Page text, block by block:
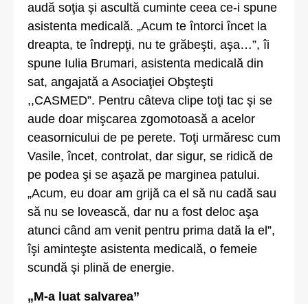
audă soţia şi ascultă cuminte ceea ce-i spune
asistenta medicală. „Acum te întorci încet la
dreapta, te îndrepţi, nu te grăbeşti, aşa…”, îi
spune Iulia Brumari, asistenta medicală din
sat, angajată a Asociaţiei Obşteşti
,,CASMED”. Pentru câteva clipe toţi tac şi se
aude doar mişcarea zgomotoasă a acelor
ceasornicului de pe perete. Toţi urmăresc cum
Vasile, încet, controlat, dar sigur, se ridică de
pe podea şi se aşază pe marginea patului.
„Acum, eu doar am grijă ca el să nu cadă sau
să nu se lovească, dar nu a fost deloc aşa
atunci când am venit pentru prima dată la el”,
îşi aminteşte asistenta medicală, o femeie
scundă şi plină de energie.
„M-a luat salvarea”